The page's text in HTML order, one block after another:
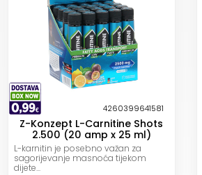
4260399641581
Z-Konzept L-Carnitine Shots
2.500 (20 amp x 25 ml)
L-karnitin je posebno važan za
sagorijevanje masnoća tijekom
dijete...